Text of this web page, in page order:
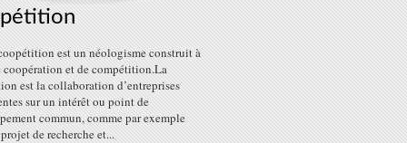
est un néologisme construit à
coopération et de compétition.La
est la collaboration d’entreprises
sur un intérêt ou point de
commun, comme par exemple
de recherche et...